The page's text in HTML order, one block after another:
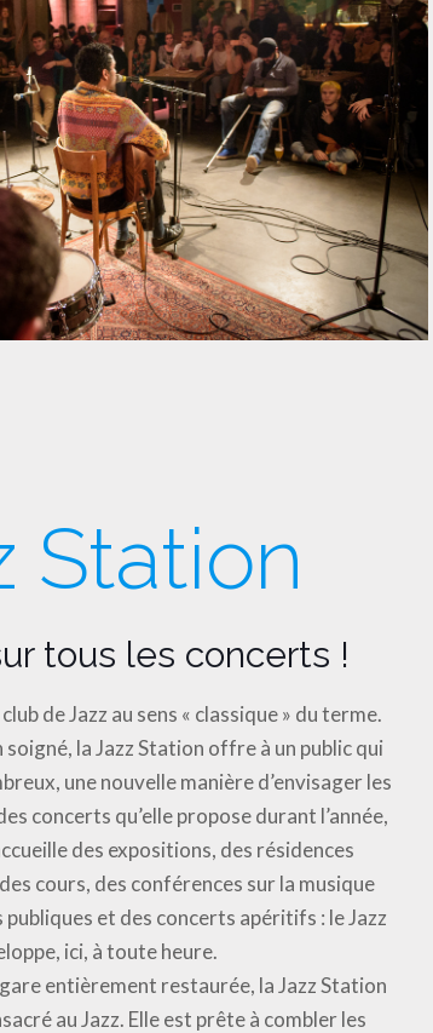
Station
tous les concerts !
de Jazz au sens « classique » du terme.
soigné, la Jazz Station offre à un public qui
une nouvelle manière d’envisager les
concerts qu’elle propose durant l’année,
des expositions, des résidences
cours, des conférences sur la musique
et des concerts apéritifs : le Jazz
ici, à toute heure.
entièrement restaurée, la Jazz Station
au Jazz. Elle est prête à combler les